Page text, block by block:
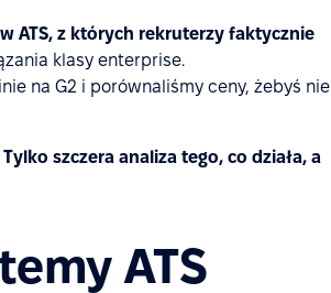
ATS, z których rekruterzy faktycznie
klasy enterprise.
na G2 i porównaliśmy ceny, żebyś nie
szczera analiza tego, co działa, a
ATS